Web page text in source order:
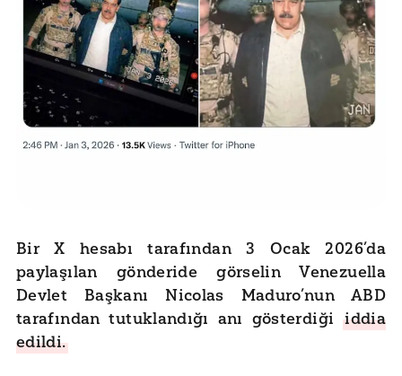
Bir X hesabı tarafından 3 Ocak 2026’da
paylaşılan gönderide görselin Venezuella
Devlet Başkanı Nicolas Maduro’nun ABD
tarafından tutuklandığı anı gösterdiğiiddia
edildi.